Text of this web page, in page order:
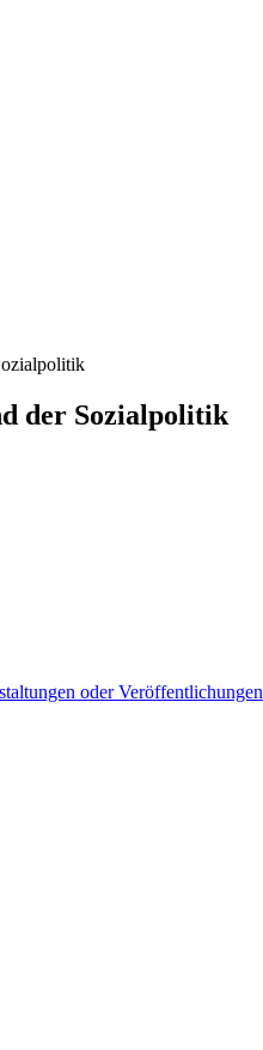
der Sozialpolitik
oder Veröffentlichungen